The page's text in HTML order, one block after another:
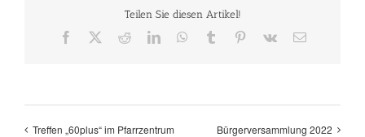
Teilen Sie diesen Artikel!
Facebook RedditLinkedInWhatsApp
Tumblr Pinterest
Vk
E-
Treffen „60plus“ im Pfarrzentrum Bürgerversammlung 2022